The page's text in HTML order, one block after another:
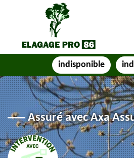
indisponible
Assuré avec Axa